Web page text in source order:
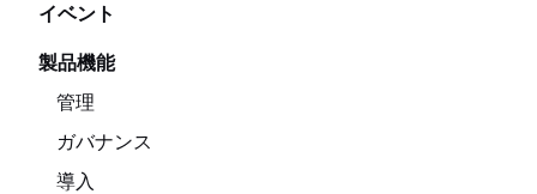
イベント
製品機能
管理
ガバナンス
導入